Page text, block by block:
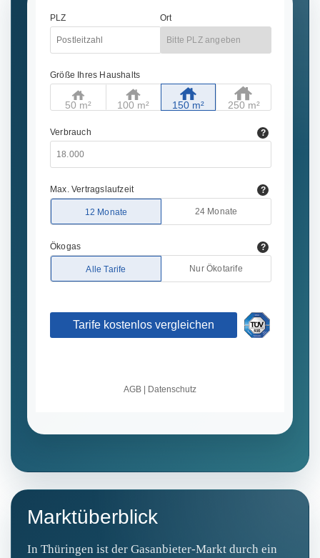
Marktüberblick
In Thüringen ist der Gasanbieter-Markt durch ein